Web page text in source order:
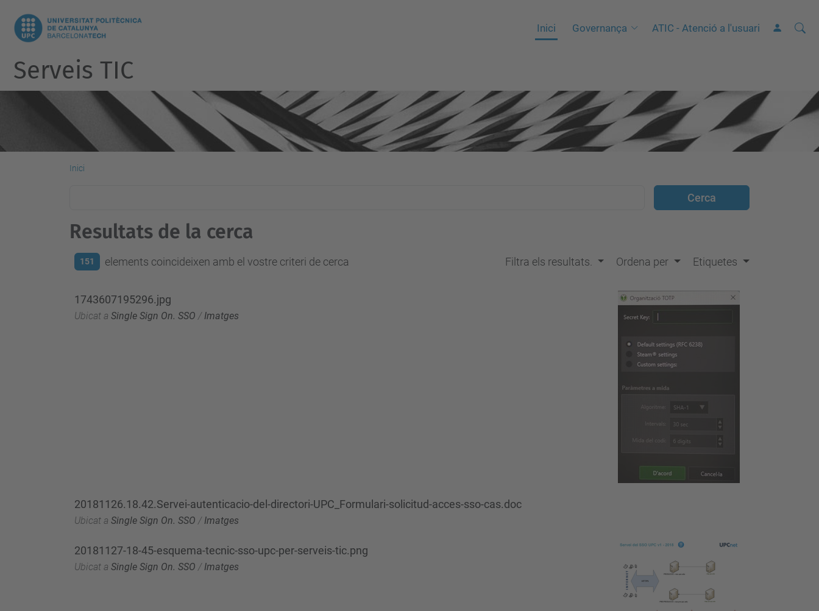
Inici Governança ATIC - Atenció a l'usuari Cerca
C
a
Serveis TIC
Inici
Resultats de la cerca
151 elements coincideixen amb el vostre criteri de cerca Filtra els resultats. Ordena per Etiquetes
1743607195296.jpg
Ubicat a Single Sign On. SSO / Imatges
20181126.18.42.Servei-autenticacio-del-directori-UPC_Formulari-solicitud-acces-sso-cas.doc
Ubicat a Single Sign On. SSO / Imatges
20181127-18-45-esquema-tecnic-sso-upc-per-serveis-tic.png
Ubicat a Single Sign On. SSO / Imatges